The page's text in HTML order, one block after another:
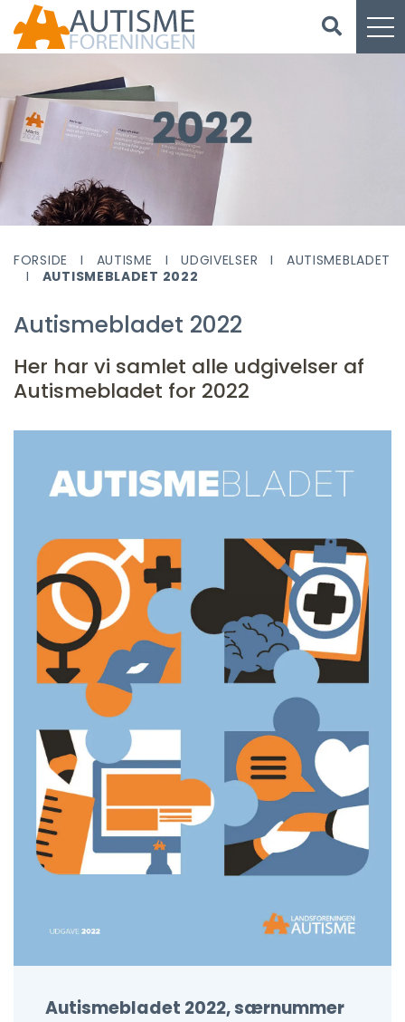
FORSIDE AUTISME UDGIVELSER
AUTISMEBLADET
AUTISMEBLADET 2022
Autismebladet 2022
Her har vi samlet alle udgivelser af
Autismebladet for 2022
Autismebladet 2022, særnummer